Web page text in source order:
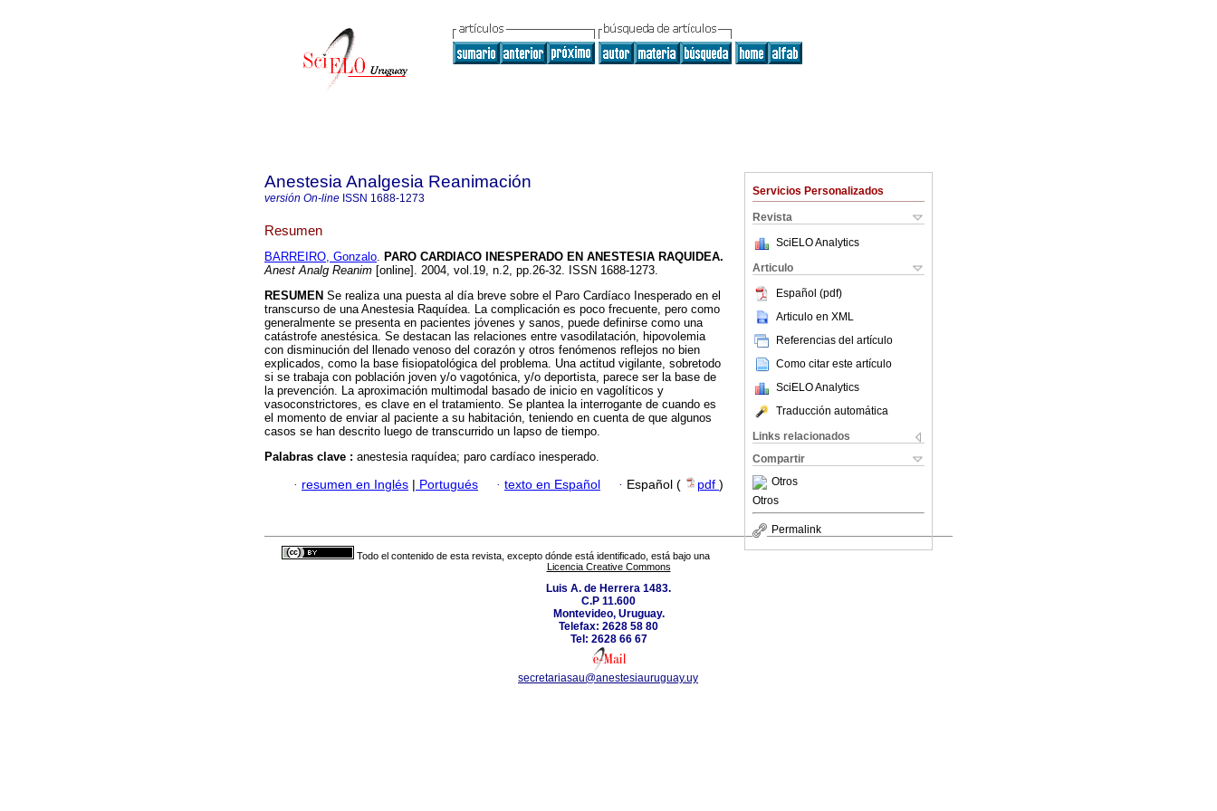
Servicios Personalizados
Revista
SciELO Analytics
Articulo
Español (pdf)
Articulo en XML
Referencias del artículo
Como citar este artículo
SciELO Analytics
Traducción automática
Links relacionados
Compartir
Otros
Otros
Permalink
Anestesia Analgesia Reanimación
versión On-line ISSN 1688-1273
Resumen
BARREIRO, Gonzalo. PARO CARDIACO INESPERADO EN ANESTESIA RAQUIDEA.
Anest Analg Reanim [online]. 2004, vol.19, n.2, pp.26-32. ISSN 1688-1273.
RESUMEN Se realiza una puesta al día breve sobre el Paro Cardíaco Inesperado en el
transcurso de una Anestesia Raquídea. La complicación es poco frecuente, pero como
generalmente se presenta en pacientes jóvenes y sanos, puede definirse como una
catástrofe anestésica. Se destacan las relaciones entre vasodilatación, hipovolemia
con disminución del llenado venoso del corazón y otros fenómenos reflejos no bien
explicados, como la base fisiopatológica del problema. Una actitud vigilante, sobretodo
si se trabaja con población joven y/o vagotónica, y/o deportista, parece ser la base de
la prevención. La aproximación multimodal basado de inicio en vagolíticos y
vasoconstrictores, es clave en el tratamiento. Se plantea la interrogante de cuando es
el momento de enviar al paciente a su habitación, teniendo en cuenta de que algunos
casos se han descrito luego de transcurrido un lapso de tiempo.
Palabras clave : anestesia raquídea; paro cardíaco inesperado.
· resumen en Inglés | Portugués · texto en Español · Español ( pdf )
Todo el contenido de esta revista, excepto dónde está identificado, está bajo una
Licencia Creative Commons
Luis A. de Herrera 1483.
C.P 11.600
Montevideo, Uruguay.
Telefax: 2628 58 80
Tel: 2628 66 67
secretariasau@anestesiauruguay.uy